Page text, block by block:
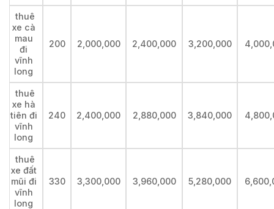
thuê
xe cà
mau
đi
vĩnh
long
200 2,000,000 2,400,000 3,200,000
thuê
xe hà
tiên đi
vĩnh
long
240 2,400,000 2,880,000 3,840,000
thuê
xe đất
mũi đi
vĩnh
long
330 3,300,000 3,960,000 5,280,000